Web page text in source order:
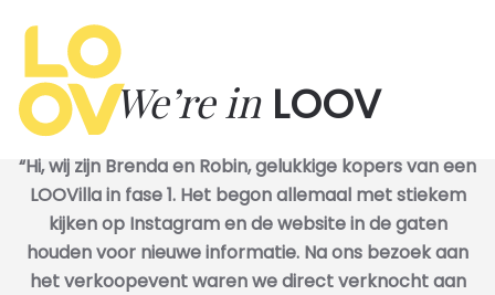
Overslaan
en
naar
de
inhoud
gaan
We’re inLOOV
“Hi, wij zijn Brenda en Robin, gelukkige kopers van een
LOOVilla in fase 1. Het begon allemaal met stiekem
kijken op Instagram en de website in de gaten
houden voor nieuwe informatie. Na ons bezoek aan
het verkoopevent waren we direct verknocht aan